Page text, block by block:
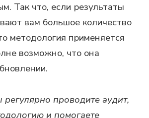
Так что, если результаты
вам большое количество
методология применяется
возможно, что она
проводите аудит,
и помогаете